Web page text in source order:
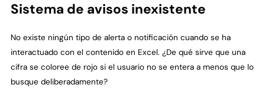
Sistema de avisos inexistente
No existe ningún tipo de alerta o notificación cuando se ha
interactuado con el contenido en Excel. ¿De qué sirve que una
cifra se coloree de rojo si el usuario no se entera a menos que lo
busque deliberadamente?